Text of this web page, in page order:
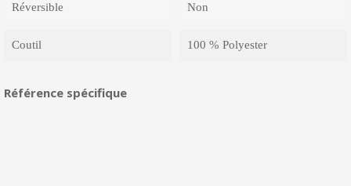
Réversible Non
Coutil 100 % Polyester
Référence spécifique